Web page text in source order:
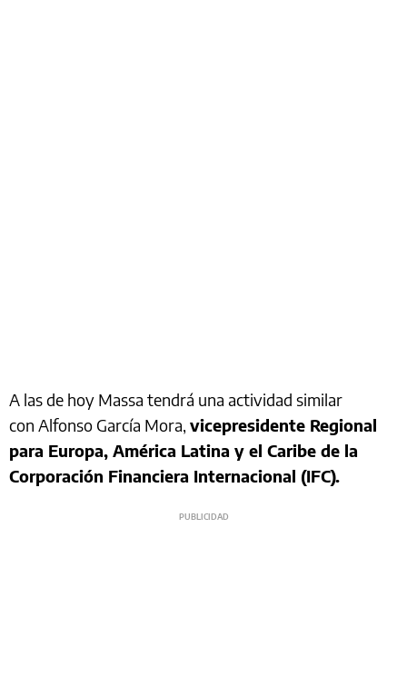
A las de hoy Massa tendrá una actividad similar
con Alfonso García Mora, vicepresidente Regional
para Europa, América Latina y el Caribe de la
Corporación Financiera Internacional (IFC).